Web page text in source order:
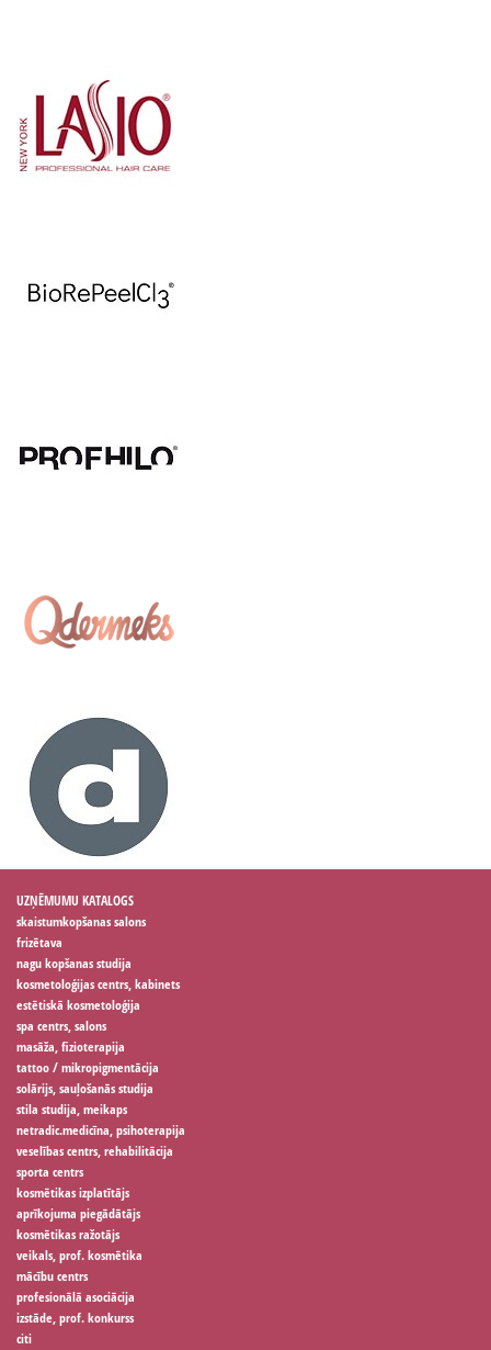
UZŅĒMUMU KATALOGS
skaistumkopšanas salons
frizētava
nagu kopšanas studija
kosmetoloģijas centrs, kabinets
estētiskā kosmetoloģija
spa centrs, salons
masāža, fizioterapija
tattoo / mikropigmentācija
solārijs, sauļošanās studija
stila studija, meikaps
netradic.medicīna, psihoterapija
veselības centrs, rehabilitācija
sporta centrs
kosmētikas izplatītājs
aprīkojuma piegādātājs
kosmētikas ražotājs
veikals, prof. kosmētika
mācību centrs
profesionālā asociācija
izstāde, prof. konkurss
citi